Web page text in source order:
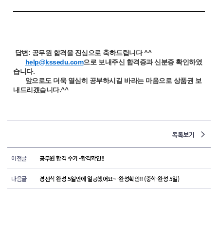
답변: 공무원 합격을 진심으로 축하드립니다 ^^
help@kssedu.com으로 보내주신 합격증과 신분증 확인하였
습니다.
앞으로도 더욱 열심히 공부하시길 바라는 마음으로 상품권 보
내드리겠습니다.^^
목록보기
이전글 공무원 합격 수기 -합격확인!!
다음글 경선식 완성 5일만에 열공했어요~ -완성확인!! (중학-완성 5일)